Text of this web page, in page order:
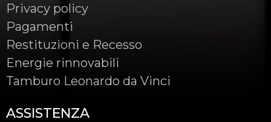
Privacy policy
Pagamenti
Restituzioni e Recesso
Energie rinnovabili
Tamburo Leonardo da Vinci
ASSISTENZA